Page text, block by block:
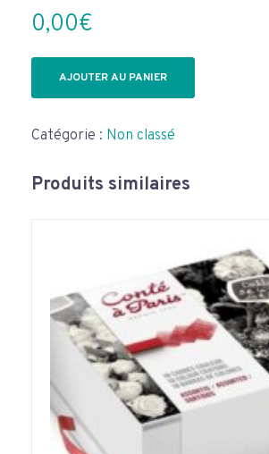
0,00€
quantité
Session
10
–
Aquarelle
AJOUTER AU PANIER
Catégorie : Non classé
Produits similaires